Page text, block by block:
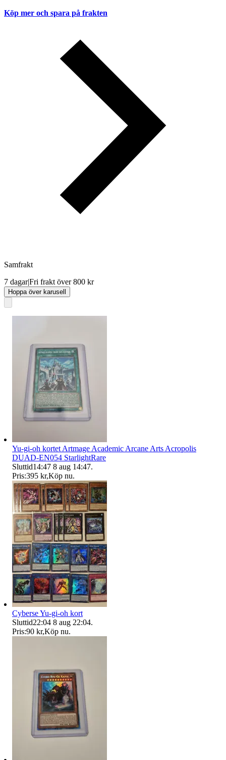
Köp mer och spara på frakten
Samfrakt
7 dagar|Fri frakt över 800 kr
Hoppa över karusell
Yu-gi-oh kortet Artmage Academic Arcane Arts Acropolis
DUAD-EN054 StarlightRare
Sluttid14:47 8 aug 14:47.
Pris:395 kr,Köp nu.
Cyberse Yu-gi-oh kort
Sluttid22:04 8 aug 22:04.
Pris:90 kr,Köp nu.